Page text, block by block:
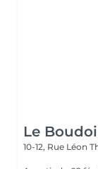
Le
10-12, Rue Léon